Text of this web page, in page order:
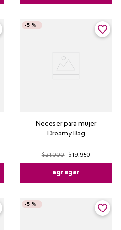
Neceser para mujer
Dreamy Bag
-5 %
$21.000 $ 19.950
agregar
-5 %